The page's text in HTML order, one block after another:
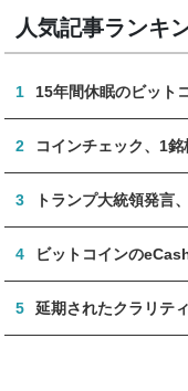
人気記事ランキ
1 15年間休眠のビット
2 コインチェック、1
3 トランプ大統領発言
4 ビットコインの
5 延期されたクラリテ